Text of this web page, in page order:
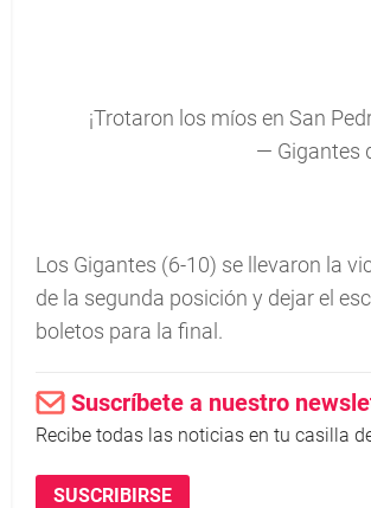
¡Trotaron los míos en San
— Gigantes
Los Gigantes (6-10) se llevaron la
de la segunda posición y dejar el
boletos para la final.
Suscríbete a nuestro
Recibe todas las noticias en tu casilla
SUSCRIBIRSE